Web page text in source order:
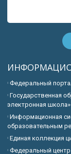
Федеральный
Государственная
электронная школа»
Информационная
образовательным
Единая коллекция
Федеральный